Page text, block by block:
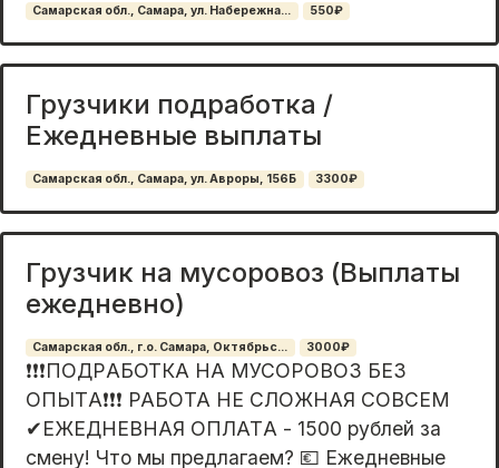
Самарская обл., Самара, ул. Набережна... 550₽
Грузчики подработка /
Ежедневные выплаты
Самарская обл., Самара, ул. Авроры, 156Б 3300₽
Грузчик на мусоровоз (Выплаты
ежедневно)
Самарская обл., г.о. Самара, Октябрьс... 3000₽
❗❗❗ПОДРAБОТКA НА МУСОPОBОЗ БЕЗ
ОПЫTА❗❗❗ PAБОTA HE CЛOЖНАЯ СOВCЕM
✔EЖEДНEBHАЯ OПЛATА - 1500 pублей зa
cмену! Чтo мы пpедлагаeм? 💶 Ежeднeвные